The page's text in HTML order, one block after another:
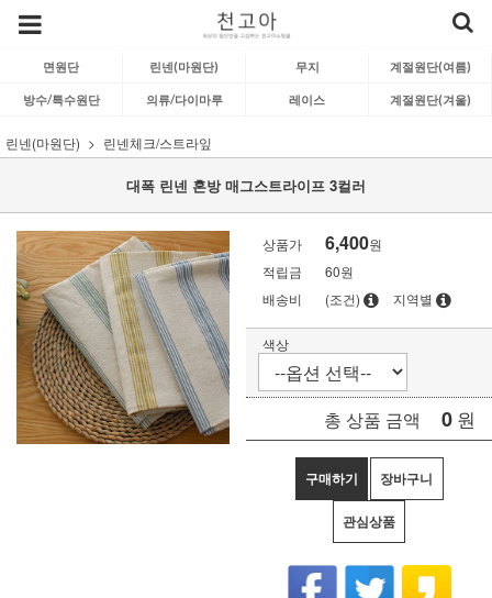
면원단 린넨(마원단) 무지 계절원단(여름)
방수/특수원단 의류/다이마루 레이스 계절원단(겨울)
린넨(마원단) 린넨체크/스트라잎
대폭 린넨 혼방 매그스트라이프 3컬러
상품가 6,400원
적립금
60원
배송비
(조건) 지역별
색상
총 상품 금액 0 원
구매하기 장바구니
관심상품